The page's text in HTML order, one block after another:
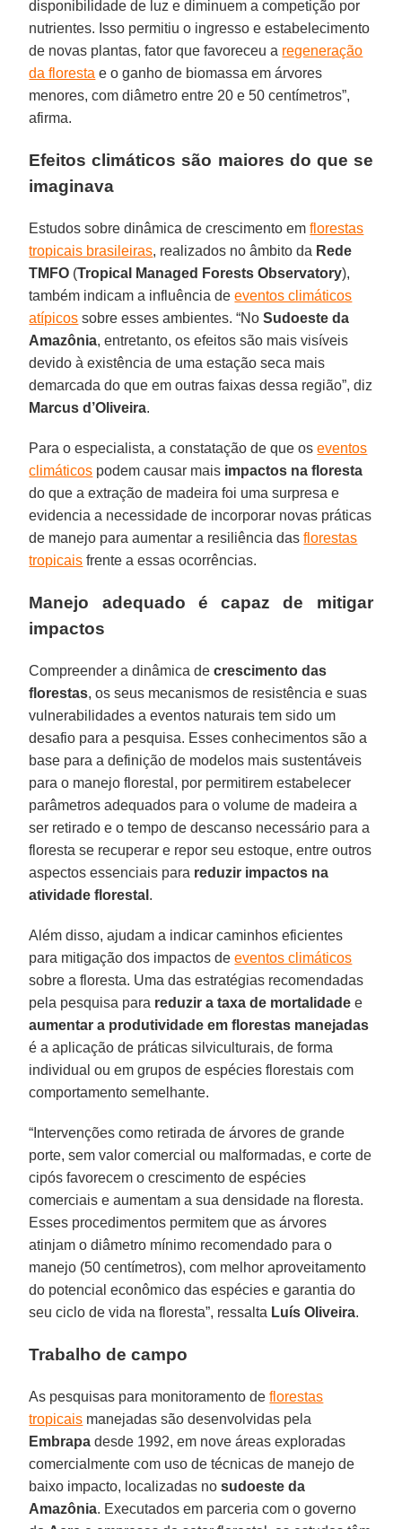
disponibilidade de luz e diminuem a competição por
nutrientes. Isso permitiu o ingresso e estabelecimento
de novas plantas, fator que favoreceu a regeneração
da floresta e o ganho de biomassa em árvores
menores, com diâmetro entre 20 e 50 centímetros”,
afirma.
Efeitos climáticos são maiores do que se
imaginava
Estudos sobre dinâmica de crescimento emflorestas
tropicais brasileiras, realizados no âmbito da Rede
TMFO (Tropical Managed Forests Observatory),
também indicam a influência deeventos climáticos
atípicos sobre esses ambientes. “NoSudoeste da
Amazônia, entretanto, os efeitos são mais visíveis
devido à existência de uma estação seca mais
demarcada do que em outras faixas dessa região”, diz
Marcus d’Oliveira.
Para o especialista, a constatação de que oseventos
climáticos podem causar mais impactos na floresta
do que a extração de madeira foi uma surpresa e
evidencia a necessidade de incorporar novas práticas
de manejo para aumentar a resiliência dasflorestas
tropicais frente a essas ocorrências.
Manejo adequado é capaz de mitigar
impactos
Compreender a dinâmica decrescimento das
florestas, os seus mecanismos de resistência e suas
vulnerabilidades a eventos naturais tem sido um
desafio para a pesquisa. Esses conhecimentos são a
base para a definição de modelos mais sustentáveis
para o manejo florestal, por permitirem estabelecer
parâmetros adequados para o volume de madeira a
ser retirado e o tempo de descanso necessário para a
floresta se recuperar e repor seu estoque, entre outros
aspectos essenciais para reduzir impactos na
atividade florestal .
Além disso, ajudam a indicar caminhos eficientes
para mitigação dos impactos deeventos climáticos
sobre a floresta. Uma das estratégias recomendadas
pela pesquisa para reduzir a taxa de mortalidade e
aumentar a produtividade em florestas manejadas
é a aplicação de práticas silviculturais, de forma
individual ou em grupos de espécies florestais com
comportamento semelhante.
“Intervenções como retirada de árvores de grande
porte, sem valor comercial ou malformadas, e corte de
cipós favorecem o crescimento de espécies
comerciais e aumentam a sua densidade na floresta.
Esses procedimentos permitem que as árvores
atinjam o diâmetro mínimo recomendado para o
manejo (50 centímetros), com melhor aproveitamento
do potencial econômico das espécies e garantia do
seu ciclo de vida na floresta”, ressalta Luís Oliveira.
Trabalho de campo
As pesquisas para monitoramento deflorestas
tropicais manejadas são desenvolvidas pela
Embrapa desde 1992, em nove áreas exploradas
comercialmente com uso de técnicas de manejo de
baixo impacto, localizadas nosudoeste da
Amazônia. Executados em parceria com o governo